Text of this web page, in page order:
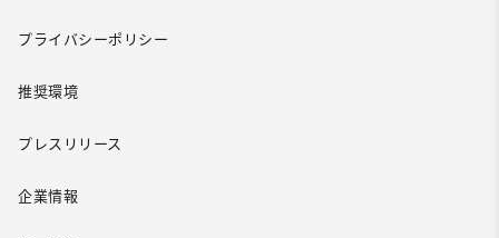
プライバシーポリシー
推奨環境
プレスリリース
企業情報